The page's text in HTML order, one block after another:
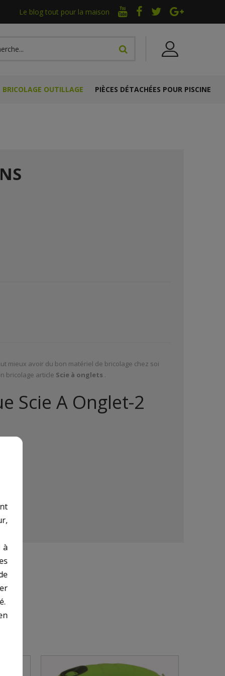
Le blog tout pour la maison
BRICOLAGE OUTILLAGE PIÈCES DÉTACHÉES POUR PISCINE
mieux avoir du bon matériel de bricolage chez soi
bricolage article Scie à onglets .
Scie A Onglet-2
à